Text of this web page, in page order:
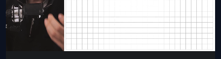
Тех
поддержка